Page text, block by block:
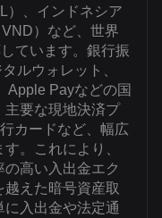
）、インドネシア
）など、世界
ています。銀行振
ルウォレット、
Apple Payなどの国
主要な現地決済プ
カードなど、幅広
。これにより、
高い入出金エク
えた暗号資産取
入出金や法定通